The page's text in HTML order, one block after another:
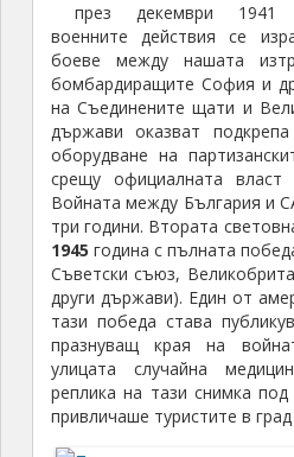
през декември 1941
военните действия се
боеве между нашата
бомбардиращите София и
на Съединените щати и
държави оказват
оборудване на
срещу официалната
Войната между България и
три години. Втората
1945 година с пълната
Съветски съюз,
други държави). Един от
тази победа става
празнуващ края на
улицата случайна
реплика на тази снимка
привличаше туристите в